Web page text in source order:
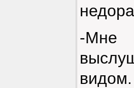
-Мне
видом.